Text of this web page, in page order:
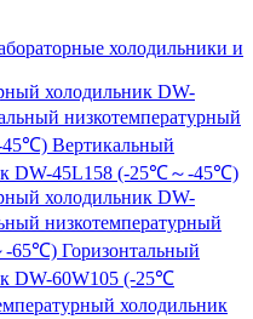
холодильники и
холодильник DW-
низкотемпературный
45℃) Вертикальный
DW-45L158 (-25℃～-45℃)
холодильник DW-
низкотемпературный
-65℃) Горизонтальный
DW-60W105 (-25℃
холодильник